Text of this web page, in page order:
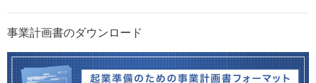
事業計画書のダウンロード